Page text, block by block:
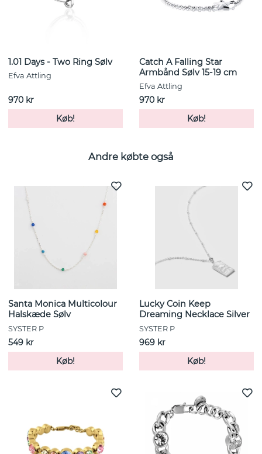
1.01 Days - Two Ring Sølv
Efva Attling
970 kr
Køb!
Catch A Falling Star
Armbånd Sølv 15-19 cm
Efva Attling
970 kr
Køb!
Andre købte også
Santa Monica Multicolour
Halskæde Sølv
SYSTER P
549 kr
Køb!
Lucky Coin Keep
Dreaming Necklace Silver
SYSTER P
969 kr
Køb!